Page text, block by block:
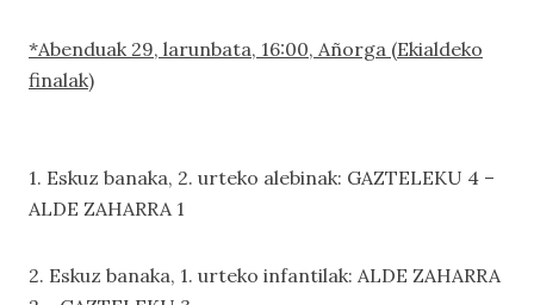
*Abenduak 29, larunbata, 16:00, Añorga (Ekialdeko
finalak)
1. Eskuz banaka, 2. urteko alebinak: GAZTELEKU 4 –
ALDE ZAHARRA 1
2. Eskuz banaka, 1. urteko infantilak: ALDE ZAHARRA